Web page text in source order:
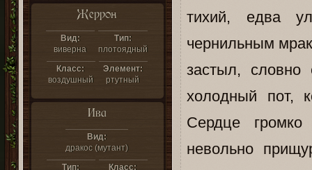
Жеррон
Вид:
виверна
Тип:
плотоядный
Класс:
воздушный
Элемент:
ртутный
Ива
Вид:
дракос (мутант)
Тип:
Класс:
тихий, едва
чернильным
застыл,
холодный пот,
Сердце громко
невольно